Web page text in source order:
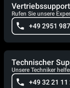
Vertriebssupport
Rufen Sie unsere
+49 2951
Technischer
Unsere Techniker
+49 32 21 11